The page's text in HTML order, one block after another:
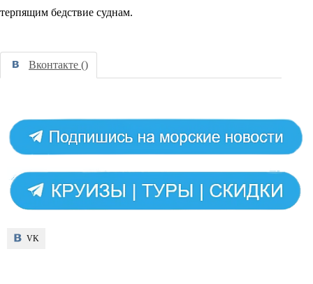
терпящим бедствие суднам.
Вконтакте ()
VK
VK